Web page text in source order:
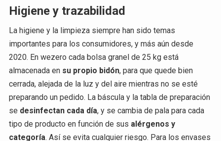
Higiene y trazabilidad
La higiene y la limpieza siempre han sido temas
importantes para los consumidores, y más aún desde
2020. En wezero cada bolsa granel de 25 kg está
almacenada en su propio bidón, para que quede bien
cerrada, alejada de la luz y del aire mientras no se esté
preparando un pedido. La báscula y la tabla de preparación
se desinfectan cada día, y se cambia de pala para cada
tipo de producto en función de sus alérgenos y
categoría. Así se evita cualquier riesgo. Para los envases